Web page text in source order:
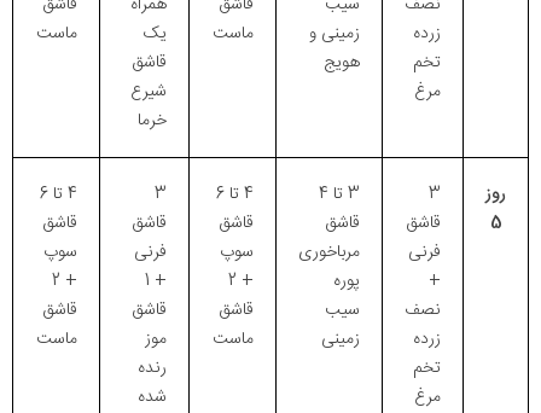
زرده
تخم
مرغ
زمینی و
هویج
ماست
یک
قاشق
شیرع
خرما
ماست
روز
5
3
قاشق
فرنی
+
نصف
زرده
تخم
مرغ
3 تا 4
قاشق
مرباخوری
پوره
سیب
زمینی
4 تا 6
قاشق
سوپ
+ 2
قاشق
ماست
3
قاشق
فرنی
+ 1
قاشق
موز
رنده
شده
4 تا 6
قاشق
سوپ
+ 2
قاشق
ماست